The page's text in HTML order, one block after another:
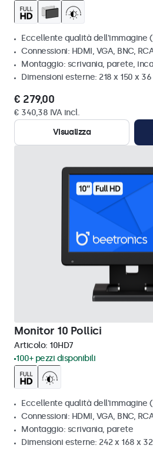
Eccellente qualità dell'immagine
Connessioni: HDMI, VGA, BNC,
Montaggio: scrivania, parete,
Dimensioni esterne: 218 x 150 x
€ 279,00
€ 340,38 IVA incl.
Visualizza
Monitor 10 Pollici
Articolo: 10HD7
100+ pezzi disponibili
Eccellente qualità dell'immagine
Connessioni: HDMI, VGA, BNC,
Montaggio: scrivania, parete
Dimensioni esterne: 242 x 168 x